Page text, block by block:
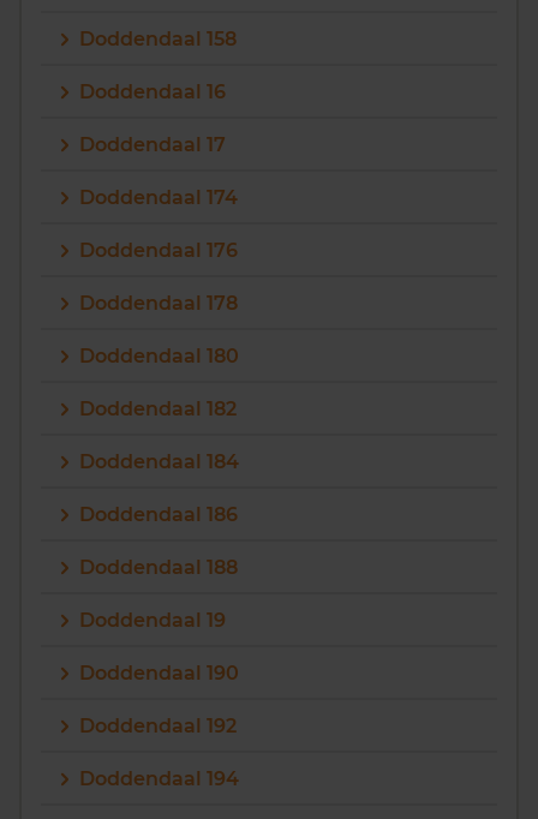
Doddendaal 158
Doddendaal 16
Doddendaal 17
Doddendaal 174
Doddendaal 176
Doddendaal 178
Doddendaal 180
Doddendaal 182
Doddendaal 184
Doddendaal 186
Doddendaal 188
Doddendaal 19
Doddendaal 190
Doddendaal 192
Doddendaal 194